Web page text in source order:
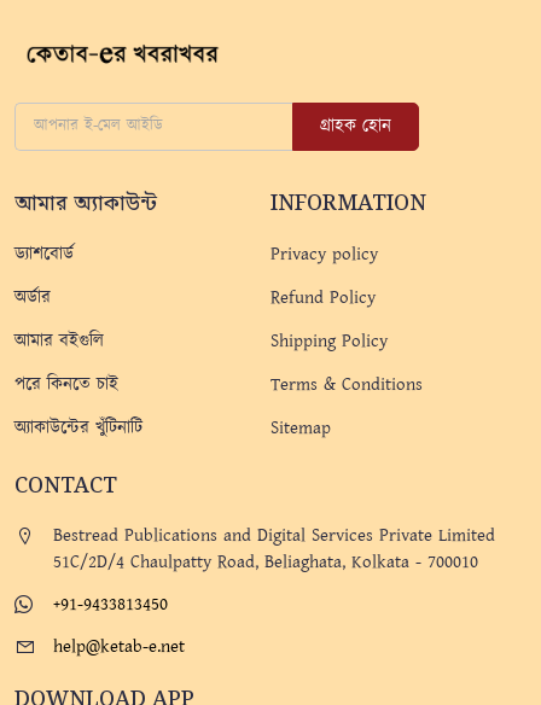
গ্রাহক হোন
আমার অ্যাকাউন্ট
ড্যাশবোর্ড
অর্ডার
আমার বইগুলি
পরে কিনতে চাই
অ্যাকাউন্টের খুঁটিনাটি
INFORMATION
Privacy policy
Refund Policy
Shipping Policy
Terms & Conditions
Sitemap
CONTACT
Bestread Publications and Digital Services Private Limited
51C/2D/4 Chaulpatty Road, Beliaghata, Kolkata - 700010
+91-9433813450
help@ketab-e.net